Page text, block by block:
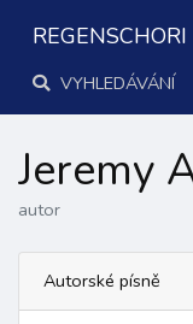
REGENSCHORI
VYHLEDÁVÁNÍ
Jeremy
autor
Autorské písně